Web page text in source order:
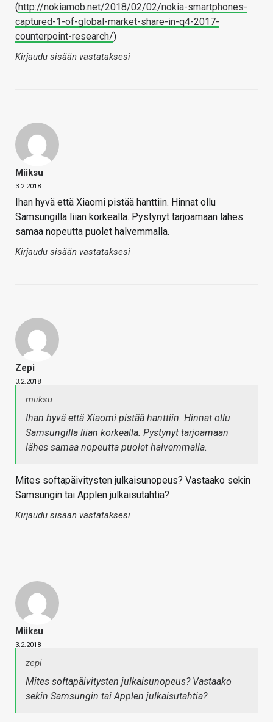
(http://nokiamob.net/2018/02/02/nokia-smartphones-
captured-1-of-global-market-share-in-q4-2017-
counterpoint-research/)
Kirjaudu sisään vastataksesi
Miiksu
3.2.2018
Ihan hyvä että Xiaomi pistää hanttiin. Hinnat ollu
Samsungilla liian korkealla. Pystynyt tarjoamaan lähes
samaa nopeutta puolet halvemmalla.
Kirjaudu sisään vastataksesi
Zepi
3.2.2018
miiksu
Ihan hyvä että Xiaomi pistää hanttiin. Hinnat ollu
Samsungilla liian korkealla. Pystynyt tarjoamaan
lähes samaa nopeutta puolet halvemmalla.
Mites softapäivitysten julkaisunopeus? Vastaako sekin
Samsungin tai Applen julkaisutahtia?
Kirjaudu sisään vastataksesi
Miiksu
3.2.2018
zepi
Mites softapäivitysten julkaisunopeus? Vastaako
sekin Samsungin tai Applen julkaisutahtia?